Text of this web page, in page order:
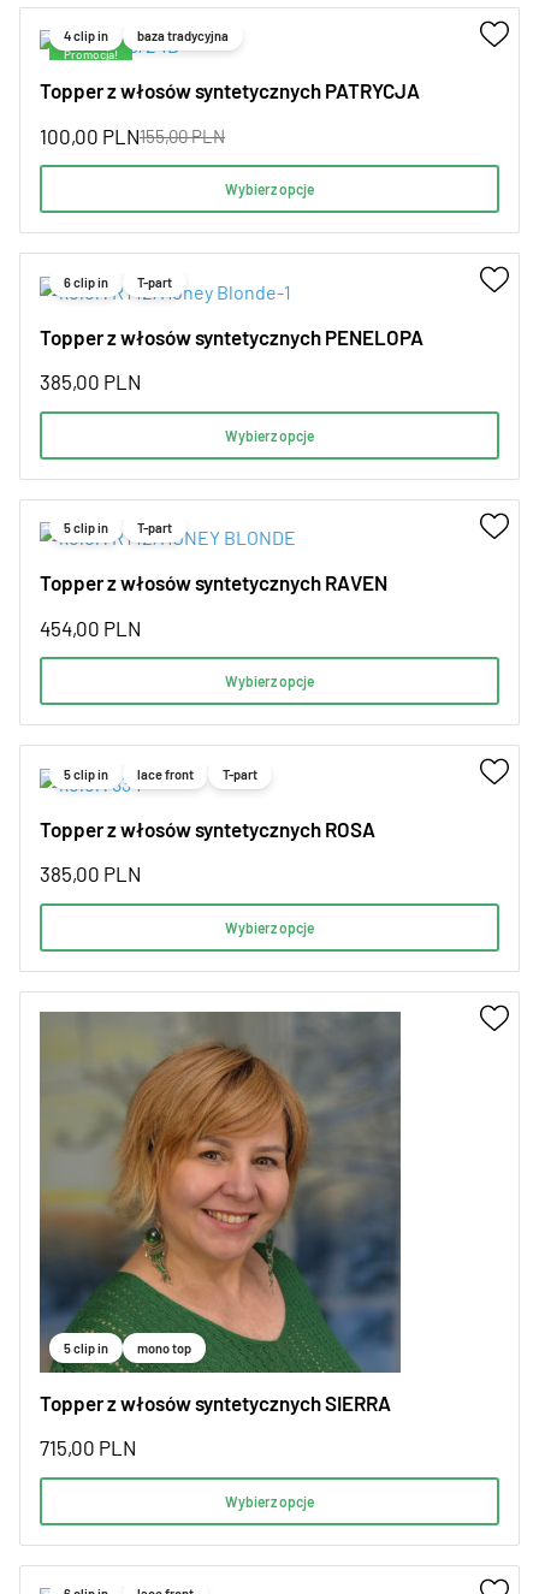
Promocja!
4 clip in baza tradycyjna
Topper z włosów syntetycznych PATRYCJA
155,00PLN
100,00 PLN
Wybierz opcje
6 clip in T-part
Topper z włosów syntetycznych PENELOPA
385,00 PLN
Wybierz opcje
5 clip in T-part
Topper z włosów syntetycznych RAVEN
454,00 PLN
Wybierz opcje
5 clip in lace front T-part
Topper z włosów syntetycznych ROSA
385,00 PLN
Wybierz opcje
5 clip in mono top
Topper z włosów syntetycznych SIERRA
715,00 PLN
Wybierz opcje